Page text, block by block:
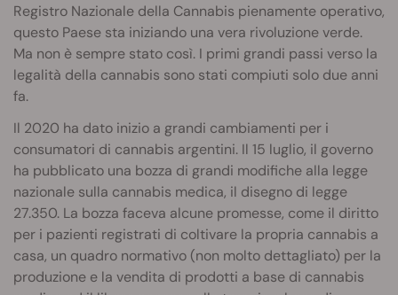
Registro Nazionale della Cannabis pienamente operativo,
questo Paese sta iniziando una vera rivoluzione verde.
Ma non è sempre stato così. I primi grandi passi verso la
legalità della cannabis sono stati compiuti solo due anni
fa.
Il 2020 ha dato inizio a grandi cambiamenti per i
consumatori di cannabis argentini. Il 15 luglio, il governo
ha pubblicato una bozza di grandi modifiche alla legge
nazionale sulla cannabis medica, il disegno di legge
27.350. La bozza faceva alcune promesse, come il diritto
per i pazienti registrati di coltivare la propria cannabis a
casa, un quadro normativo (non molto dettagliato) per la
produzione e la vendita di prodotti a base di cannabis